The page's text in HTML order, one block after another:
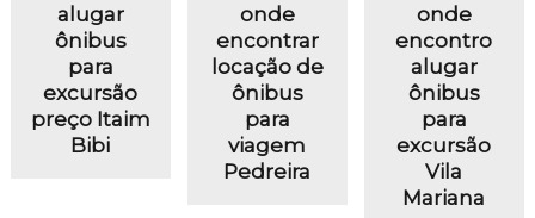
alugar
ônibus
para
excursão
preço Itaim
Bibi
onde
encontrar
locação de
ônibus
para
viagem
Pedreira
onde
encontro
alugar
ônibus
para
excursão
Vila
Mariana